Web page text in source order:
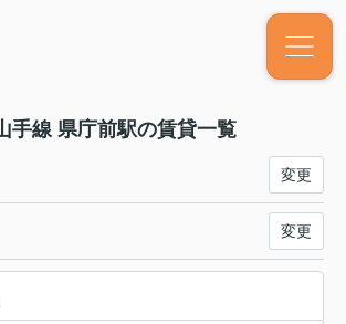
手線 県庁前駅の賃貸一覧
変更
変更